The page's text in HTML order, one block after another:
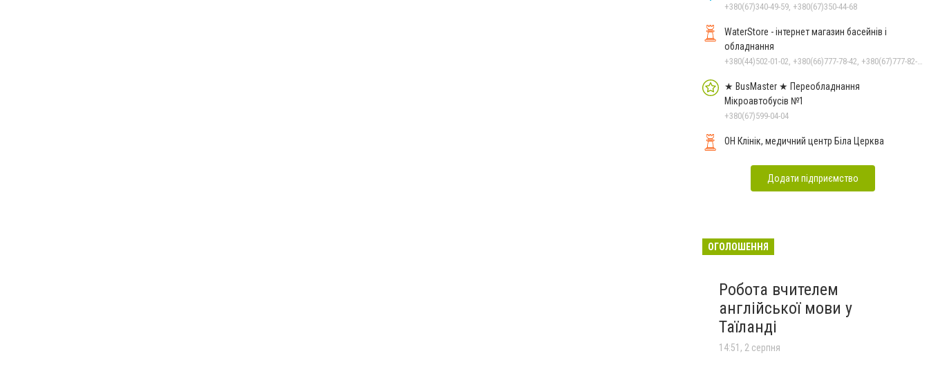
+380(67)340-49-59, +380(67)350-44-68
WaterStore - інтернет магазин басейнів і
обладнання
★ BusMaster ★ Переобладнання
Мікроавтобусів №1
+380(67)599-04-04
ОН Клінік, медичний центр Біла Церква
Додати підприємство
ОГОЛОШЕННЯ
Робота вчителем
англійської мови у
Таїланді
14:51, 2 серпня